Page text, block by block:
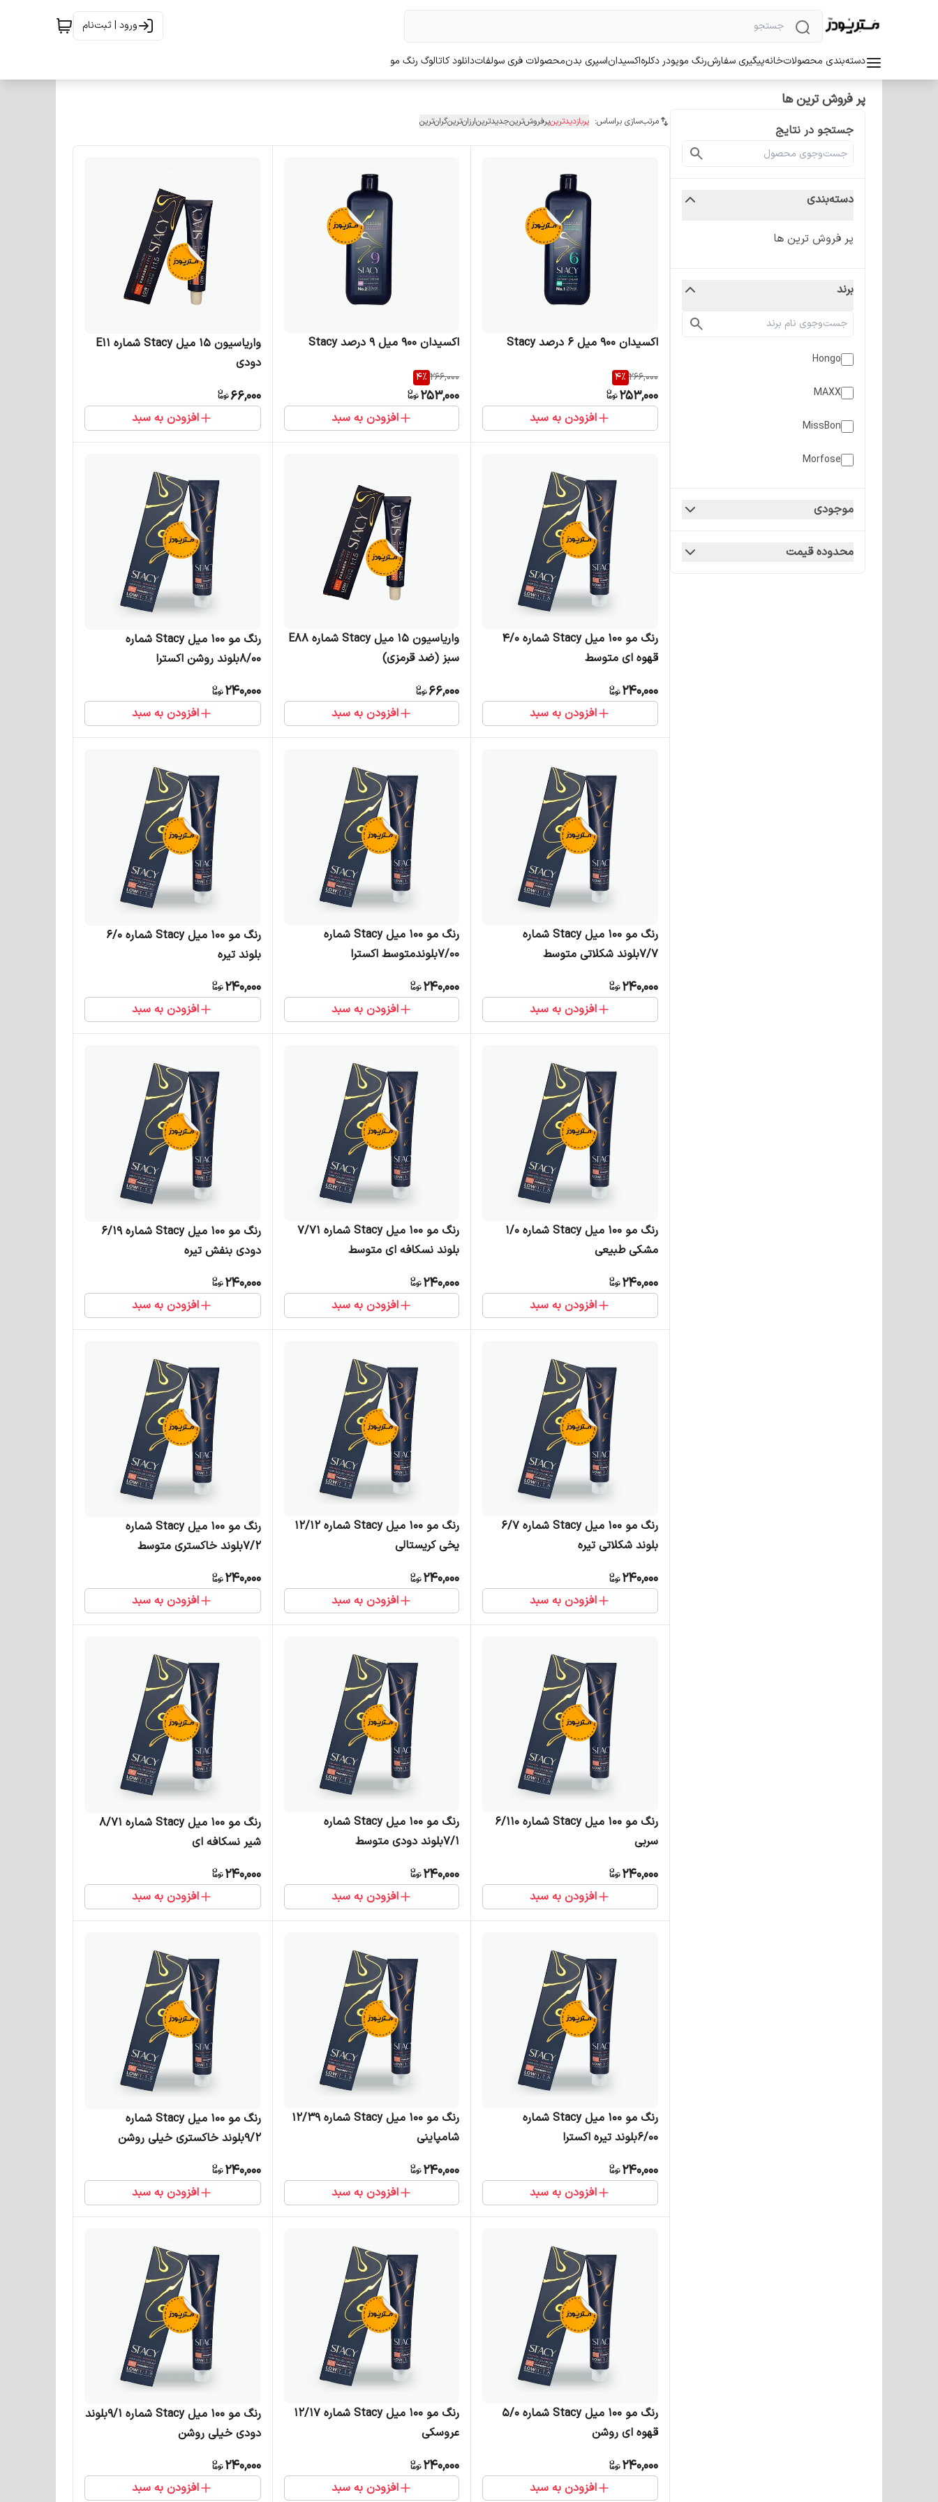
ورود | ثبت‌نام
دسته‌بندی محصولاتخانهپیگیری سفارشرنگ موپودر دکلرهاکسیداناسپری بدنمحصولات فری سولفاتدانلود کاتالوگ رنگ مو
پر فروش ترین ها
جستجو در نتایج
دسته‌بندی
پر فروش ترین ها
برند
Hongo
MAXX
MissBon
Morfose
TEMPTING
موجودی
محدوده قیمت
مرتب‌سازی براساس: پربازدیدترینپرفروش‌ترینجدیدترینارزان‌ترینگران‌ترین
اکسیدان 900 میل 6 درصد Stacy
266,000
4%
253,000
افزودن به سبد
اکسیدان 900 میل 9 درصد Stacy
266,000
4%
253,000
افزودن به سبد
واریاسیون 15 میل Stacy شماره E11
دودی
66,000
افزودن به سبد
رنگ مو 100 میل Stacy شماره 4/0
قهوه ای متوسط
240,000
افزودن به سبد
واریاسیون 15 میل Stacy شماره E88
سبز (ضد قرمزی)
66,000
افزودن به سبد
رنگ مو 100 میل Stacy شماره
8/00بلوند روشن اکسترا
240,000
افزودن به سبد
رنگ مو 100 میل Stacy شماره
7/7بلوند شکلاتی متوسط
240,000
افزودن به سبد
رنگ مو 100 میل Stacy شماره
7/00بلوندمتوسط اکسترا
240,000
افزودن به سبد
رنگ مو 100 میل Stacy شماره 6/0
بلوند تیره
240,000
افزودن به سبد
رنگ مو 100 میل Stacy شماره 1/0
مشکی طبیعی
240,000
افزودن به سبد
رنگ مو 100 میل Stacy شماره 7/71
بلوند نسکافه ای متوسط
240,000
افزودن به سبد
رنگ مو 100 میل Stacy شماره 6/19
دودی بنفش تیره
240,000
افزودن به سبد
رنگ مو 100 میل Stacy شماره 6/7
بلوند شکلاتی تیره
240,000
افزودن به سبد
رنگ مو 100 میل Stacy شماره 12/12
یخی کریستالی
240,000
افزودن به سبد
رنگ مو 100 میل Stacy شماره
7/2بلوند خاکستری متوسط
240,000
افزودن به سبد
رنگ مو 100 میل Stacy شماره 6/110
سربی
240,000
افزودن به سبد
رنگ مو 100 میل Stacy شماره
7/1بلوند دودی متوسط
240,000
افزودن به سبد
رنگ مو 100 میل Stacy شماره 8/71
شیر نسکافه ای
240,000
افزودن به سبد
رنگ مو 100 میل Stacy شماره
6/00بلوند تیره اکسترا
240,000
افزودن به سبد
رنگ مو 100 میل Stacy شماره 12/39
شامپاینی
240,000
افزودن به سبد
رنگ مو 100 میل Stacy شماره
9/2بلوند خاکستری خیلی روشن
240,000
افزودن به سبد
رنگ مو 100 میل Stacy شماره 5/0
قهوه ای روشن
240,000
افزودن به سبد
رنگ مو 100 میل Stacy شماره 12/17
عروسکی
240,000
افزودن به سبد
رنگ مو 100 میل Stacy شماره 9/1بلوند
دودی خیلی روشن
240,000
افزودن به سبد